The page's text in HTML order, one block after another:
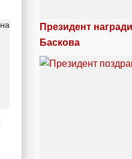
Президент
Баскова